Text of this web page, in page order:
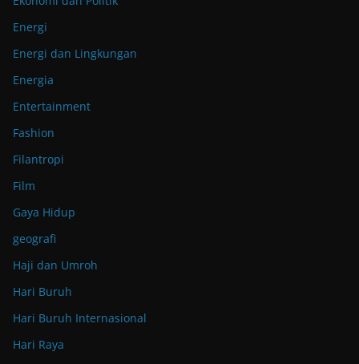
Energi
Energi dan Lingkungan
Energia
Entertainment
Fashion
Filantropi
Film
Gaya Hidup
geografi
Haji dan Umroh
Hari Buruh
Hari Buruh Internasional
Hari Raya